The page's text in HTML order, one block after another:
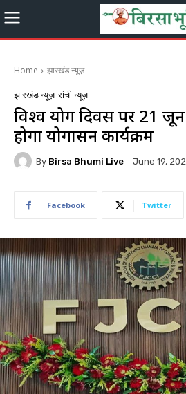
Home झारखंड न्यूज़
झारखंड न्यूज़ रांची न्यूज़
विश्व योग दिवस पर 21
होगा योगासन कार्यक्रम
By Birsa Bhumi Live June 19,
Facebook Twitter